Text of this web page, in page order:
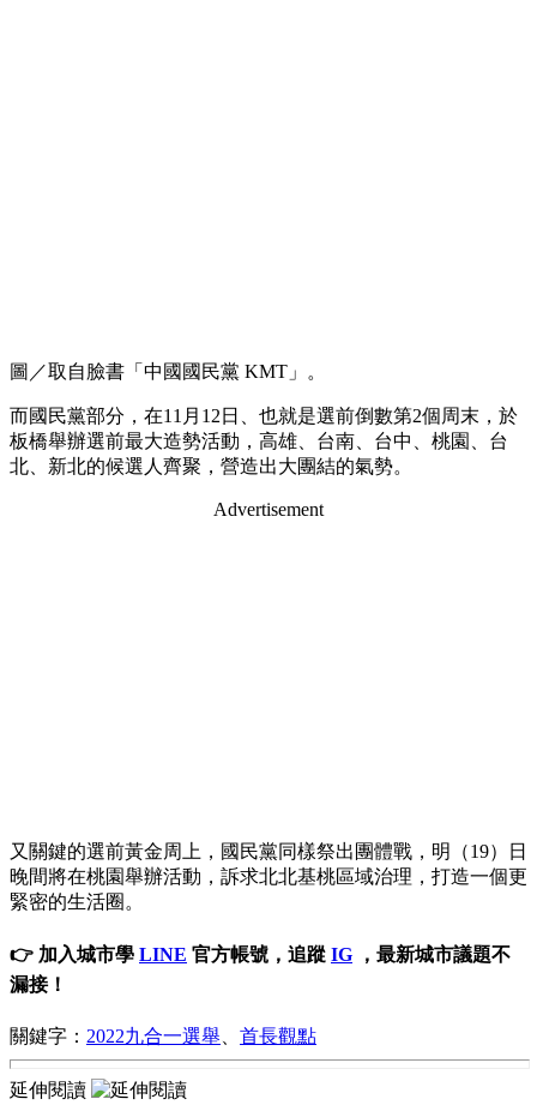
圖／取自臉書「中國國民黨 KMT」。
而國民黨部分，在11月12日、也就是選前倒數第2個周末，於
板橋舉辦選前最大造勢活動，高雄、台南、台中、桃園、台
北、新北的候選人齊聚，營造出大團結的氣勢。
Advertisement
又關鍵的選前黃金周上，國民黨同樣祭出團體戰，明（19）日
晚間將在桃園舉辦活動，訴求北北基桃區域治理，打造一個更
緊密的生活圈。
👉 加入城市學 LINE 官方帳號，追蹤 IG ，最新城市議題不
漏接！
關鍵字： 2022九合一選舉 首長觀點
延伸閱讀